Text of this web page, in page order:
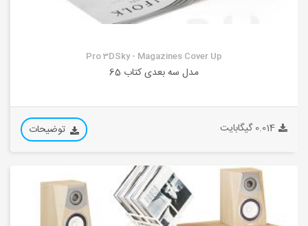
Pro 3DSky - Magazines Cover Up
مدل سه بعدی کتاب 65
0.014 گیگابایت توضیحات